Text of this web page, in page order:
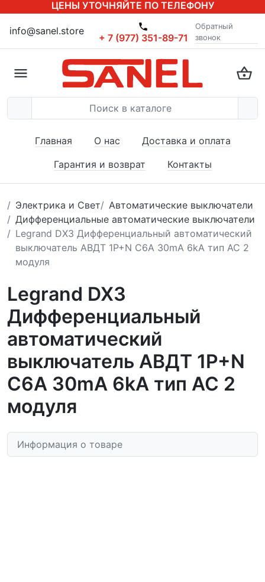
ЦЕНЫ УТОЧНЯЙТЕ ПО ТЕЛЕФОНУ
info@sanel.store
+ 7 (977) 351-89-71
Обратный
звонок
Главная О нас
Доставка и оплата
Гарантия и возврат
Контакты
Электрика и Свет
Автоматические выключатели
Дифференциальные автоматические выключатели
Legrand DX3 Дифференциальный автоматический
выключатель АВДТ 1P+N C6A 30mA 6kA тип AC 2
модуля
Legrand DX3
Дифференциальный
автоматический
выключатель АВДТ 1P+N
C6A 30mA 6kA тип AC 2
модуля
Информация о товаре